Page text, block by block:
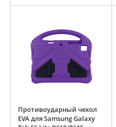
Противоударный чехол
EVA для Samsung Galaxy